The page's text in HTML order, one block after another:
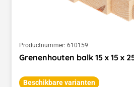
Productnummer: 610159
Grenenhouten balk 15 x 15 x
Beschikbare varianten